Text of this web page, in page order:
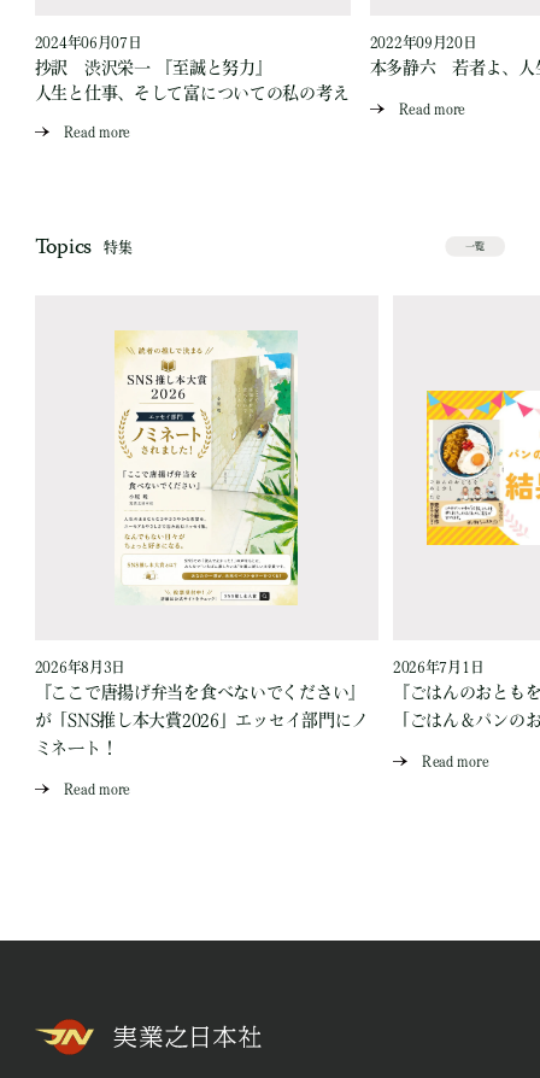
2024年06月07日
抄訳 渋沢栄一 『至誠と努力』
人生と仕事、そして富についての私の考え
Read more
2022年09月20日
本多静六 若者よ、人
Read more
Topics 特集 一覧
2026年8月3日
『ここで唐揚げ弁当を食べないでください』
が「SNS推し本大賞2026」エッセイ部門にノ
ミネート！
Read more
2026年7月1日
『ごはんのおとも
「ごはん＆パンの
Read more